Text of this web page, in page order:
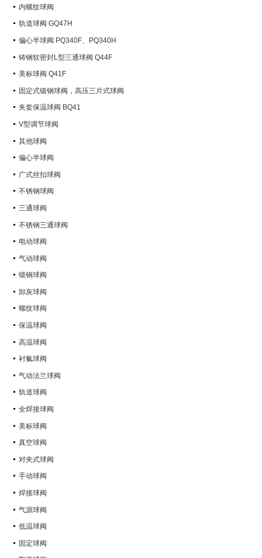
内螺纹球阀
轨道球阀 GQ47H
偏心半球阀 PQ340F、PQ340H
铸钢软密封L型三通球阀 Q44F
美标球阀 Q41F
固定式锻钢球阀，高压三片式球阀
Q347Y,Q347F
夹套保温球阀 BQ41
V型调节球阀
其他球阀
偏心半球阀
广式丝扣球阀
不锈钢球阀
三通球阀
不锈钢三通球阀
电动球阀
气动球阀
锻钢球阀
卸灰球阀
螺纹球阀
保温球阀
高温球阀
衬氟球阀
气动法兰球阀
轨道球阀
全焊接球阀
美标球阀
真空球阀
对夹式球阀
手动球阀
焊接球阀
气源球阀
低温球阀
固定球阀